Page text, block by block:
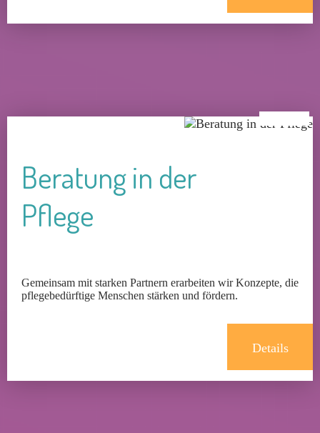
Beratung in der
Pflege
Gemeinsam mit starken Partnern erarbeiten wir Konzepte, die
pflegebedürftige Menschen stärken und fördern.
Details